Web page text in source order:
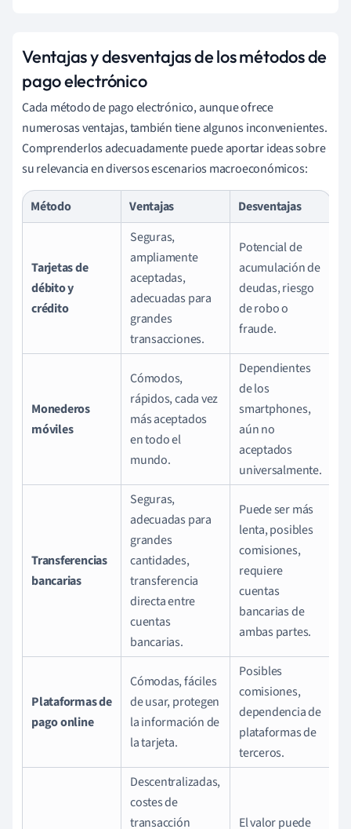
Ventajas y desventajas de los métodos de
pago electrónico
Cada método de pago electrónico, aunque ofrece
numerosas ventajas, también tiene algunos inconvenientes.
Comprenderlos adecuadamente puede aportar ideas sobre
su relevancia en diversos escenarios macroeconómicos:
Método Ventajas Desventajas
Tarjetas de
débito y
crédito
Seguras,
ampliamente
aceptadas,
adecuadas para
grandes
transacciones.
Potencial de
acumulación de
deudas, riesgo
de robo o
fraude.
Monederos
móviles
Cómodos,
rápidos, cada vez
más aceptados
en todo el
mundo.
Dependientes
de los
smartphones,
aún no
aceptados
universalmente.
Transferencias
bancarias
Seguras,
adecuadas para
grandes
cantidades,
transferencia
directa entre
cuentas
bancarias.
Puede ser más
lenta, posibles
comisiones,
requiere
cuentas
bancarias de
ambas partes.
Plataformas de
pago online
Cómodas, fáciles
de usar, protegen
la información de
la tarjeta.
Posibles
comisiones,
dependencia de
plataformas de
terceros.
Descentralizadas,
costes de
transacción
El valor puede